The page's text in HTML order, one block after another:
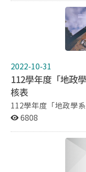
灣智慧城市發展協會
https://youtu.be/yyZM8Dq6rkQ
政部政務次長。曾
https://youtu.be/3eTuV_rGiBw
中市長。曾任立法委員 https://youtu.be/
任政治大學社會科學
https://youtu.be/XcV9nZ2HxTs 陳
金控副董事長。曾任
https://youtu.be/pLQ-QxI1QPI 劉金
部國有財產局局長、
https://youtu.be/ZNsd5WYHaMI
國地政研究所所長。
員、台灣省地政處長 https://youtu.be/DI4Vd3vLf6o 陳
文森 經歷：現任聯
2022-10-31
112學年度「地政
核表
112學年度「地政學
6808